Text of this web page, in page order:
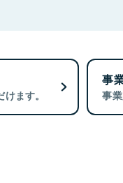
ます。
事
事